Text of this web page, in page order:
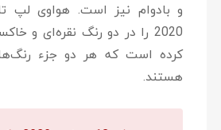
2020 را در دو رنگ نقره‌ای و
کرده است که هر دو جزء
هستند.